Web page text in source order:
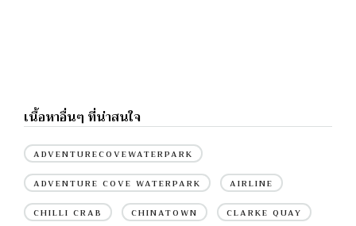
เนื้อหาอื่นๆ ที่น่าสนใจ
ADVENTURECOVEWATERPARK
ADVENTURE COVE WATERPARK AIRLINE
CHILLI CRAB CHINATOWN CLARKE QUAY